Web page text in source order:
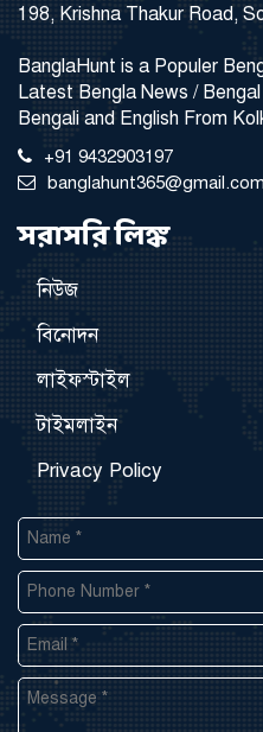
198, Krishna Thakur Road,
BanglaHunt is a Populer
Latest Bengla News /
Bengali and English From
+91 9432903197
banglahunt365@gmail.com
সরাসরি লিঙ্ক
নিউজ
বিনোদন
লাইফস্টাইল
টাইমলাইন
Privacy Policy